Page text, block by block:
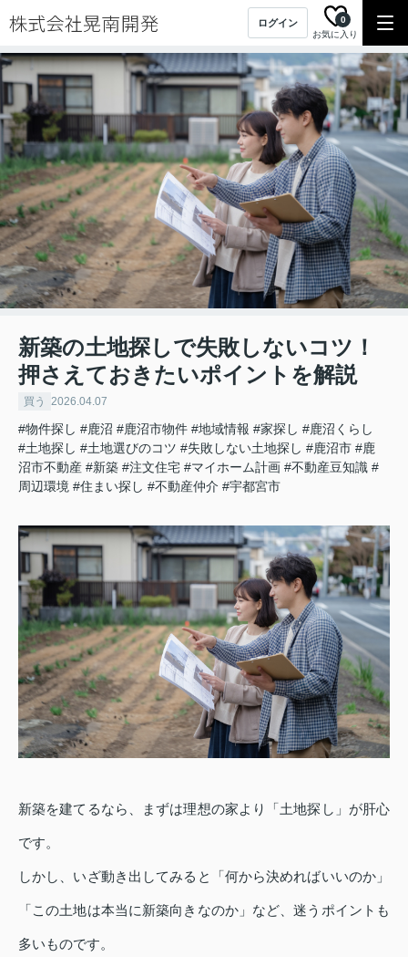
ログイン
お気に入り
0
新築の土地探しで失敗しないコツ！
押さえておきたいポイントを解説
買う 2026.04.07
#物件探し #鹿沼 #鹿沼市物件 #地域情報 #家探し #鹿沼くらし
#土地探し #土地選びのコツ #失敗しない土地探し #鹿沼市 #鹿
沼市不動産 #新築 #注文住宅 #マイホーム計画 #不動産豆知識 #
周辺環境 #住まい探し #不動産仲介 #宇都宮市
新築を建てるなら、まずは理想の家より「土地探し」が肝心
です。
しかし、いざ動き出してみると「何から決めればいいのか」
「この土地は本当に新築向きなのか」など、迷うポイントも
多いものです。